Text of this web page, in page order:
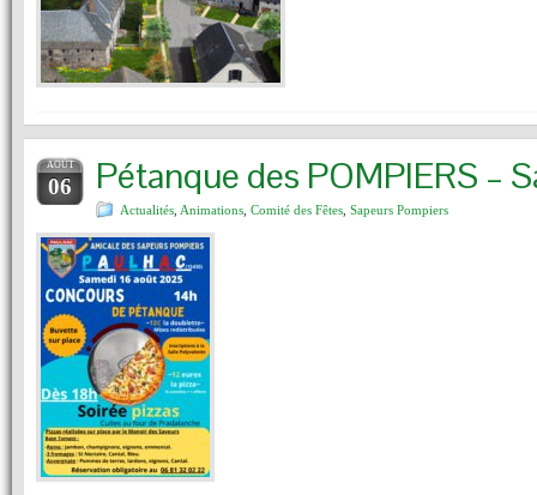
AOÛT
06 Pétanque des POMPIERS –
Actualités Animations Comité des Fêtes Sapeurs Pompiers